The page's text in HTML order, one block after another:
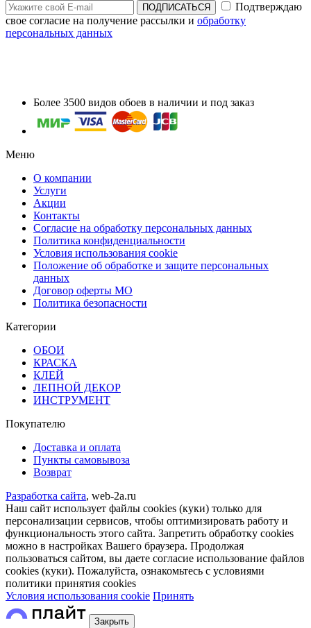
ПОДПИСАТЬСЯ
Подтверждаю
свое согласие на получение рассылки и обработку
персональных данных
Более 3500 видов обоев в наличии и под заказ
Меню
О компании
Услуги
Акции
Контакты
Согласие на обработку персональных данных
Политика конфиденциальности
Условия использования cookie
Положение об обработке и защите персональных
данных
Договор оферты МО
Политика безопасности
Категории
ОБОИ
КРАСКА
КЛЕЙ
ЛЕПНОЙ ДЕКОР
ИНСТРУМЕНТ
Покупателю
Доставка и оплата
Пункты самовывоза
Возврат
Разработка сайта, web-2a.ru
Наш сайт использует файлы cookies (куки) только для
персонализации сервисов, чтобы оптимизировать работу и
функциональность этого сайта. Запретить обработку cookies
можно в настройках Вашего браузера. Продолжая
пользоваться сайтом, вы даете согласие использование файлов
cookies (куки). Пожалуйста, ознакомьтесь с условиями
политики принятия сookies
Условия использования cookie Принять
Закрыть